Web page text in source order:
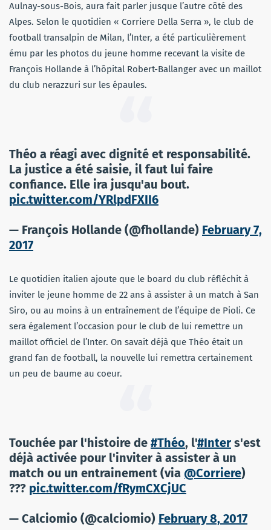
Aulnay-sous-Bois, aura fait parler jusque l’autre côté des
Alpes. Selon le quotidien « Corriere Della Serra », le club de
football transalpin de Milan, l’Inter, a été particulièrement
ému par les photos du jeune homme recevant la visite de
François Hollande à l’hôpital Robert-Ballanger avec un maillot
du club nerazzuri sur les épaules.
Théo a réagi avec dignité et responsabilité.
La justice a été saisie, il faut lui faire
confiance. Elle ira jusqu'au bout.
pic.twitter.com/YRlpdFXII6
— François Hollande (@fhollande) February 7,
2017
Le quotidien italien ajoute que le board du club réfléchit à
inviter le jeune homme de 22 ans à assister à un match à San
Siro, ou au moins à un entraînement de l’équipe de Pioli. Ce
sera également l’occasion pour le club de lui remettre un
maillot officiel de l’Inter. On savait déjà que Théo était un
grand fan de football, la nouvelle lui remettra certainement
un peu de baume au coeur.
Touchée par l'histoire de #Théo, l'#Inter s'est
déjà activée pour l'inviter à assister à un
match ou un entrainement (via @Corriere)
??? pic.twitter.com/fRymCXCjUC
— Calciomio (@calciomio) February 8, 2017